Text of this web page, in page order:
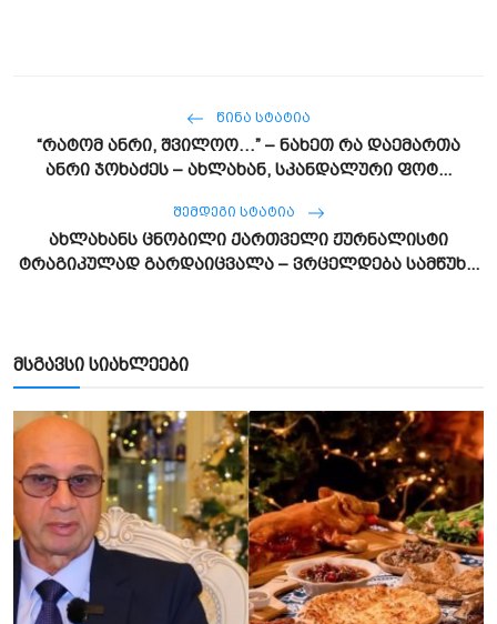
ᲬᲘᲜᲐ ᲡᲢᲐᲢᲘᲐ
“რატომ ანრი, შვილოო…” – ნახეთ რა დაემართა
ანრი ჯოხაძეს – ახლახან, სკანდალური ფოტ...
ᲨᲔᲛᲓᲔᲒᲘ ᲡᲢᲐᲢᲘᲐ
ახლახანს ცნობილი ქართველი ჟურნალისტი
ტრაგიკულად გარდაიცვალა – ვრცელდება სამწუხ...
მსგავსი სიახლეები